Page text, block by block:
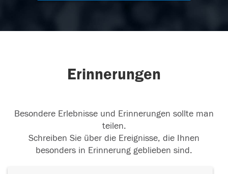
Erinnerungen
Besondere Erlebnisse und Erinnerungen sollte man
teilen.
Schreiben Sie über die Ereignisse, die Ihnen
besonders in Erinnerung geblieben sind.